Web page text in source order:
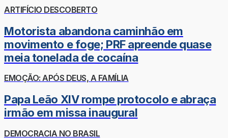
ARTIFÍCIO DESCOBERTO
Motorista abandona caminhão em
movimento e foge; PRF apreende quase
meia tonelada de cocaína
EMOÇÃO: APÓS DEUS, A FAMÍLIA
Papa Leão XIV rompe protocolo e abraça
irmão em missa inaugural
DEMOCRACIA NO BRASIL